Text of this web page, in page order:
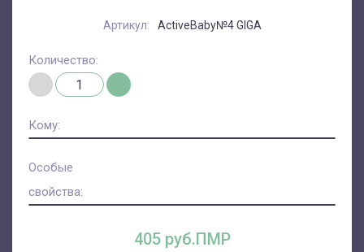
Артикул: ActiveBaby№4 GIGA
405 руб.ПМР
Количество:
Кому:
Особые
свойства: